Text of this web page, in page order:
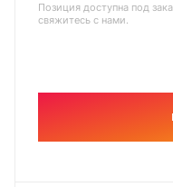
Позиция доступна под
свяжитесь с нами.